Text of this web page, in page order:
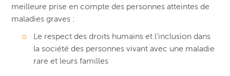
meilleure prise en compte des personnes atteintes de
maladies graves :
Le respect des droits humains et l’inclusion dans
la société des personnes vivant avec une maladie
rare et leurs familles